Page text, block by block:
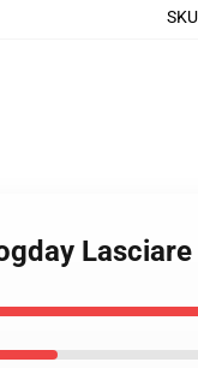
SKU